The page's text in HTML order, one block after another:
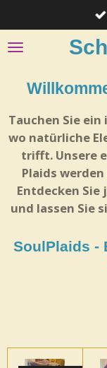
Hauptinhalt
springen
Tauchen Sie
wo natürliche
trifft. Unsere
Plaids
Entdecken
und lassen Sie
SoulPlaids -